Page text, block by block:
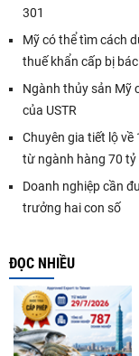
301
Mỹ có thể tìm cách
thuế khẩn cấp bị
Ngành thủy sản Mỹ
của USTR
Chuyên gia tiết lộ
từ ngành hàng 70 tỷ
Doanh nghiệp cần
trưởng hai con số
ĐỌC NHIỀU